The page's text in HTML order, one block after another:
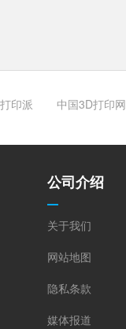
打印派 中国3D打印网
公司介绍
关于我们
网站地图
隐私条款
媒体报道